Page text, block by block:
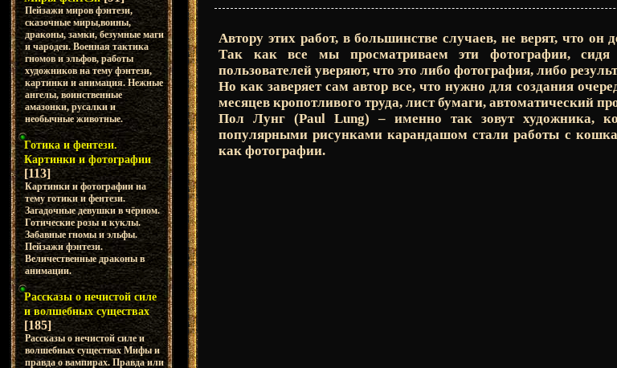
Пейзажи миров фэнтези,
сказочные миры,воины,
драконы, замки, безумные маги
и чародеи. Военная тактика
гномов и эльфов, работы
художников на тему фэнтези,
картинки и анимация. Нежные
ангелы, воинственные
амазонки, русалки и
необычные животные.
Готика и фентези.
Картинки и фотографии
[113]
Картинки и фотографии на
тему готики и фентези.
Загадочные девушки в чёрном.
Готические розы и куклы.
Забавные гномы и эльфы.
Пейзажи фэнтези.
Величественные драконы в
анимации.
Рассказы о нечистой силе
и волшебных существах
[185]
Рассказы о нечистой силе и
волшебных существах Мифы и
правда о вампирах. Правда или
Автору этих работ, в большинстве случаев, не верят, что он
Так как все мы просматриваем эти фотографии, сидя
пользователей уверяют, что это либо фотография, либо
Но как заверяет сам автор все, что нужно для создания
месяцев кропотливого труда, лист бумаги, автоматический
Пол Лунг (Paul Lung) – именно так зовут художника,
популярными рисунками карандашом стали работы с
как фотографии.